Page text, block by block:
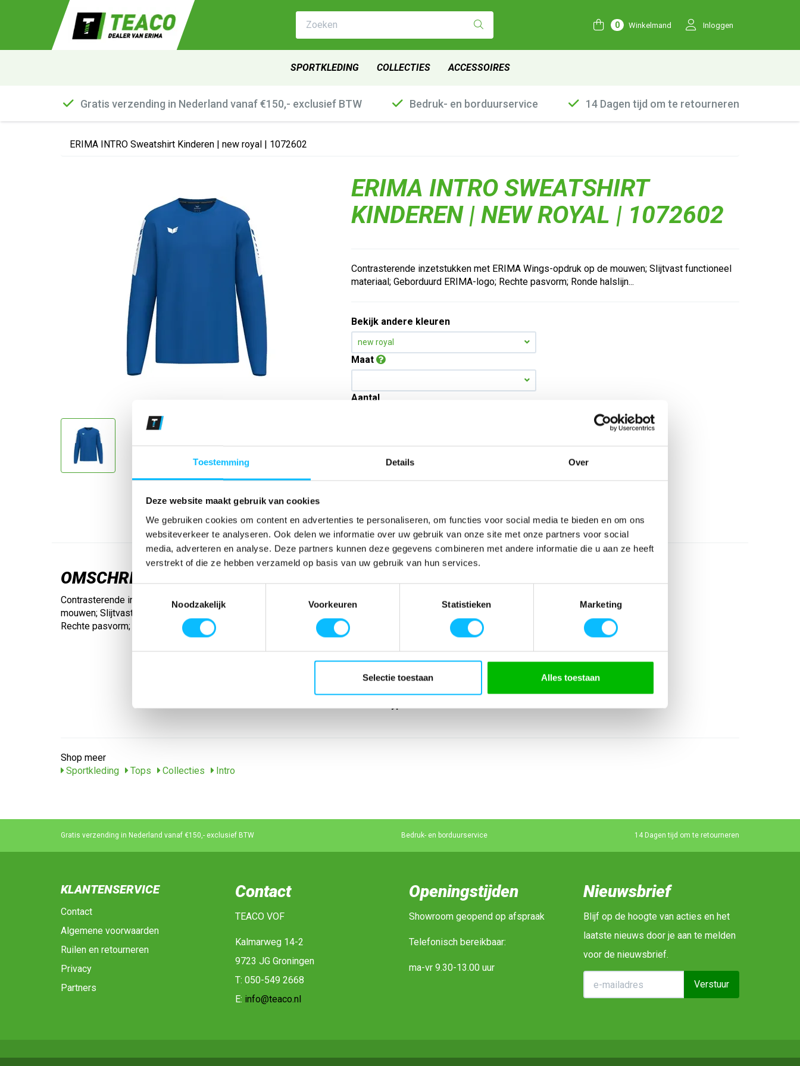
Toestemming Details Over
Deze website maakt gebruik van cookies
We gebruiken cookies om content en advertenties te personaliseren, om functies voor social media te bieden en om ons
websiteverkeer te analyseren. Ook delen we informatie over uw gebruik van onze site met onze partners voor social
media, adverteren en analyse. Deze partners kunnen deze gegevens combineren met andere informatie die u aan ze heeft
verstrekt of die ze hebben verzameld op basis van uw gebruik van hun services.
Noodzakelijk
Voorkeuren Statistieken Marketing
Selectie toestaan Alles toestaan
0 Winkelmand Inloggen
SPORTKLEDING COLLECTIES ACCESSOIRES
Gratis verzending in Nederland vanaf €150,- exclusief BTW Bedruk- en borduurservice 14 Dagen tijd om te retourneren
ERIMA INTRO Sweatshirt Kinderen | new royal | 1072602
ERIMA INTRO SWEATSHIRT
KINDEREN | NEW ROYAL | 1072602
Contrasterende inzetstukken met ERIMA Wings-opdruk op de mouwen; Slijtvast functioneel
materiaal; Geborduurd ERIMA-logo; Rechte pasvorm; Ronde halslijn...
Bekijk andere kleuren
new royal
Maat
Aantal
*Gratis verzending vanaf €150,- exclusief BTW
Kies kleur/maat
OMSCHRIJVING
Contrasterende inzetstukken met ERIMA Wings-opdruk op de
mouwen; Slijtvast functioneel materiaal; Geborduurd ERIMA-logo;
Rechte pasvorm; Ronde halslijn
SPECIFICATIES
Artikelnummer
-
Erima
1072601sk
Materiaal
100% polyester (gerecycled)
Lijn
Intro
Sport
Type groep
Tops
Shop meer
Sportkleding
Tops Collecties Intro
Gratis verzending in Nederland vanaf €150,- exclusief BTW Bedruk- en borduurservice 14 Dagen tijd om te retourneren
KLANTENSERVICE
Contact
Algemene voorwaarden
Ruilen en retourneren
Privacy
Partners
Contact
TEACO VOF
Kalmarweg 14-2
9723 JG Groningen
T: 050-549 2668
E: info@teaco.nl
Openingstijden
Showroom geopend op afspraak
Telefonisch bereikbaar:
ma-vr 9.30-13.00 uur
Nieuwsbrief
Blijf op de hoogte van acties en het
laatste nieuws door je aan te melden
voor de nieuwsbrief.
Verstuur